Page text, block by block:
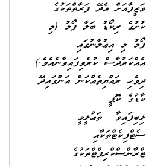
ވަޒީފާއަށް އެދޭ ފަރާތްތަކުގެ
ކުށުގެ ރިކޯޑު ބަލާ ފޯމު (މި
ފޯމު މި އިޢުލާނުގައި
އެއްކަރުދާސް ކުރެވިފައިވާނެއެވެ.)
ދިވެހި ރައްޔިތެއްކަން އަންގައިދޭ
ކާޑުގެ ކޮޕީ
ލިބިފައިވާ ތަޢުލީމީ
ސެޓްފިކެޓްތަކާއި
ޓްރާންސްކްރިޕްޓްތަކުގެ